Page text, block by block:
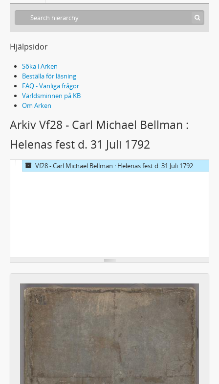
Hjälpsidor
Söka i Arken
Beställa för läsning
FAQ - Vanliga frågor
Världsminnen på KB
Om Arken
Arkiv Vf28 - Carl Michael Bellman :
Helenas fest d. 31 Juli 1792
Vf28 - Carl Michael Bellman : Helenas fest d. 31 Juli 1792